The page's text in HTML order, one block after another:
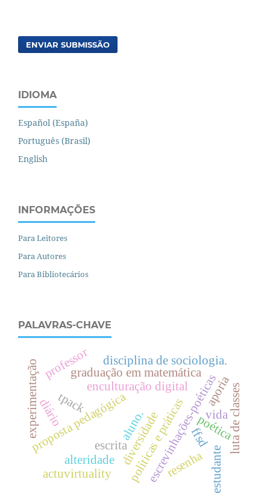
ENVIAR SUBMISSÃO
IDIOMA
Español (España)
Português (Brasil)
English
INFORMAÇÕES
Para Leitores
Para Autores
Para Bibliotecários
PALAVRAS-CHAVE
proposta pedagógica
enculturação digital
escrita escrevinhações-poéticas
diversidade
graduação em matemática
tpack
alteridade
poética
políticas e práticas ffsd
vida
experimentaçãoprofessor
aluno.
disciplina de sociologia.
resenha estudante
diário
actuvirtuality
aporialuta de classes